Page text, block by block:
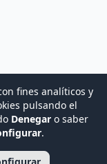
Ingenieros, S.L.
fines analíticos y
pulsando el
Denegar o saber
.